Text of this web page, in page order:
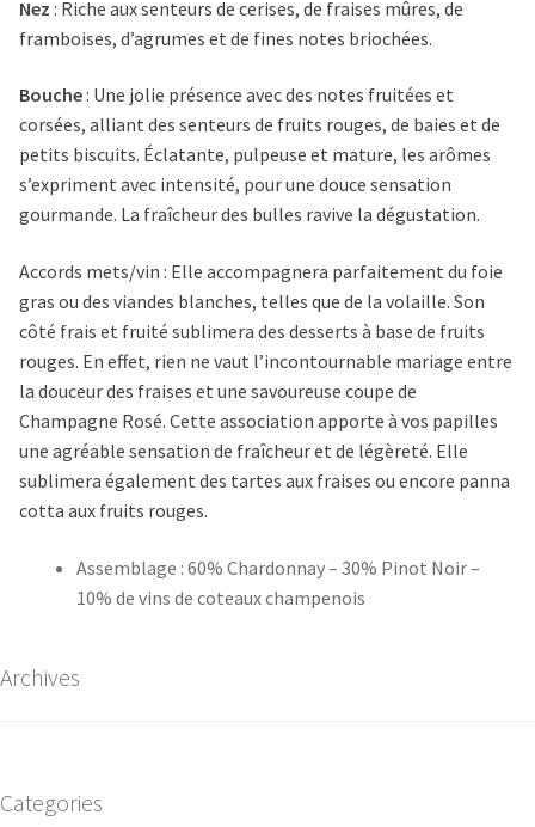
Nez : Riche aux senteurs de cerises, de fraises mûres, de
framboises, d’agrumes et de fines notes briochées.
Bouche: Une jolie présence avec des notes fruitées et
corsées, alliant des senteurs de fruits rouges, de baies et de
petits biscuits. Éclatante, pulpeuse et mature, les arômes
s’expriment avec intensité, pour une douce sensation
gourmande. La fraîcheur des bulles ravive la dégustation.
Accords mets/vin : Elle accompagnera parfaitement du foie
gras ou des viandes blanches, telles que de la volaille. Son
côté frais et fruité sublimera des desserts à base de fruits
rouges. En effet, rien ne vaut l’incontournable mariage entre
la douceur des fraises et une savoureuse coupe de
Champagne Rosé. Cette association apporte à vos papilles
une agréable sensation de fraîcheur et de légèreté. Elle
sublimera également des tartes aux fraises ou encore panna
cotta aux fruits rouges.
Assemblage : 60% Chardonnay – 30% Pinot Noir –
10% de vins de coteaux champenois
Archives
Categories